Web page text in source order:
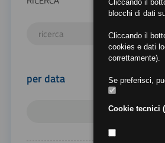
per data
Cliccando il
blocchi di dati
Cliccando il
cookies e dati
correttamente).
Se preferisci,
Cookie tecnici